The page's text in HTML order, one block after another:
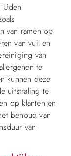
Uden
van ramen op
van vuil en
van
te
kunnen deze
uitstraling te
op klanten en
behoud van
van